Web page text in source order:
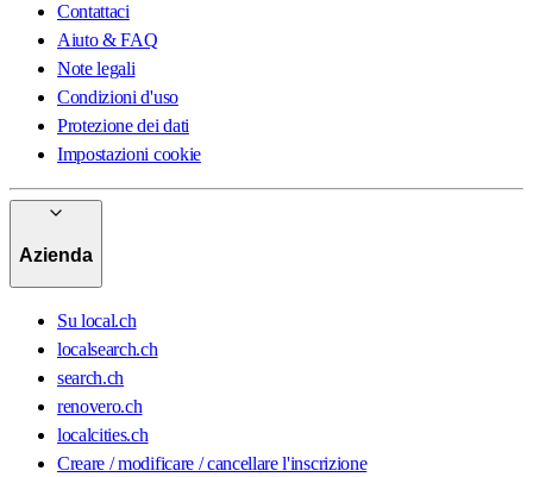
Contattaci
Aiuto & FAQ
Note legali
Condizioni d'uso
Protezione dei dati
Impostazioni cookie
Azienda
Su local.ch
localsearch.ch
search.ch
renovero.ch
localcities.ch
Creare / modificare / cancellare l'inscrizione